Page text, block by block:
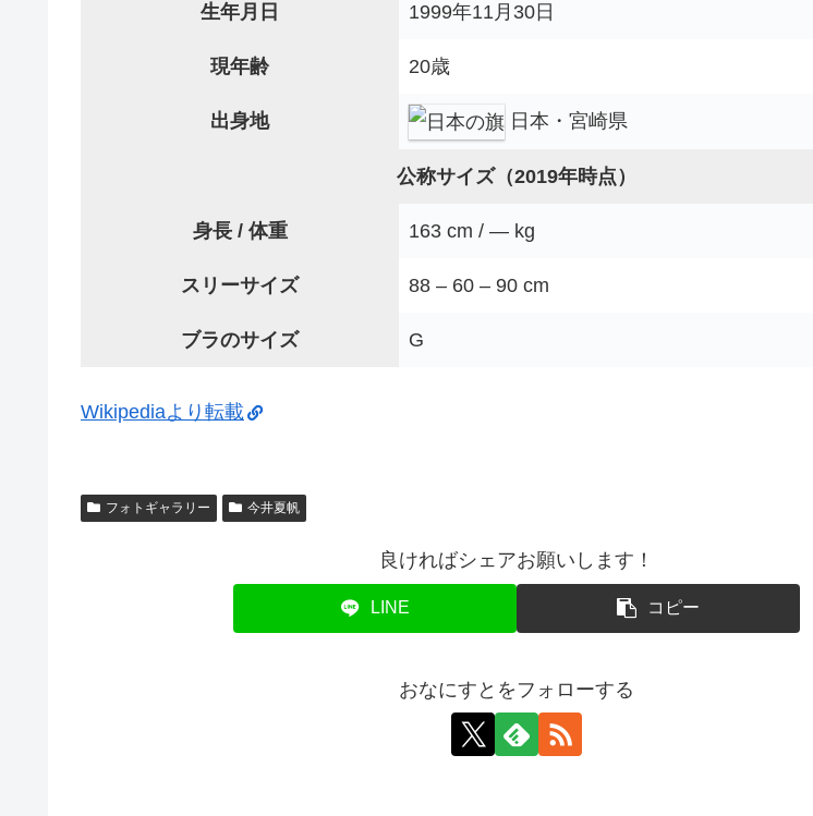
生年月日 1999年11月30日
現年齢 20歳
出身地 日本・宮崎県
公称サイズ（2019年時点）
身長 / 体重 163 cm / ― kg
スリーサイズ 88 – 60 – 90 cm
ブラのサイズ G
Wikipediaより転載
フォトギャラリー 今井夏帆
良ければシェアお願いします！
LINE コピー
おなにすとをフォローする